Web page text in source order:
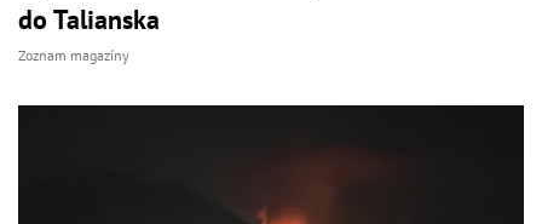
do Talianska
Zoznam magazíny